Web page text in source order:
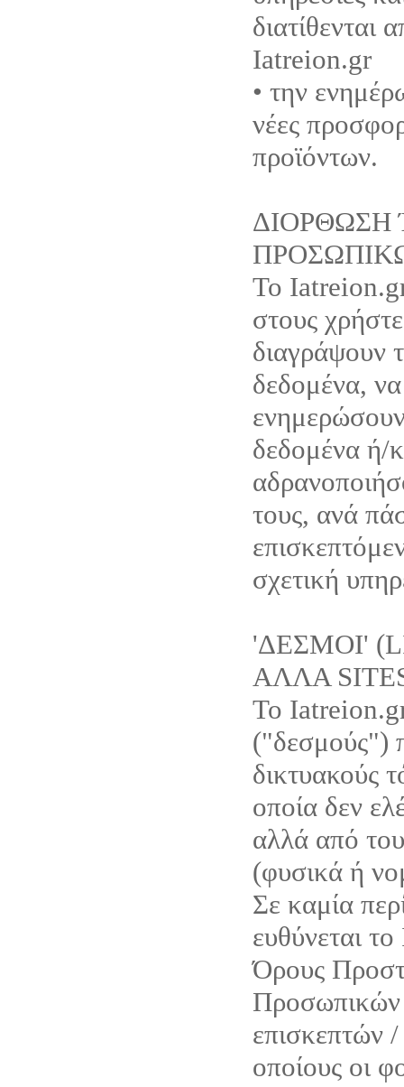
διατίθενται
Iatreion.gr
• την
νέες
προϊόντων.
ΔΙΟΡΘΩΣΗ
Το Iatreion.gr
στους
διαγράψουν
δεδομένα,
δεδομένα ή/
τους, ανά
σχετική
'ΔΕΣΜΟΙ'
ΑΛΛΑ
Το
("δεσμούς")
δικτυακούς
οποία δεν
αλλά από
(φυσικά ή
Σε καμία
ευθύνεται
Όρους
επισκεπτών
οποίους οι